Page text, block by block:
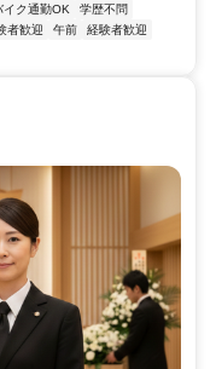
イク通勤OK
学歴不問
者歓迎 午前
経験者歓迎